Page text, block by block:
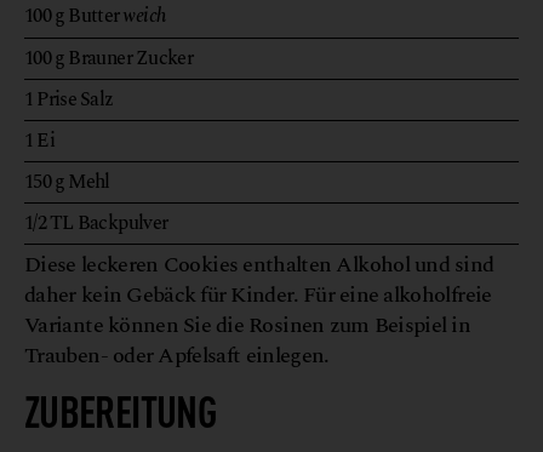
Diese leckeren Cookies enthalten Alkohol und sind
daher kein Gebäck für Kinder. Für eine alkoholfreie
Variante können Sie die Rosinen zum Beispiel in
Trauben- oder Apfelsaft einlegen.
ZUBEREITUNG
100g Butterweich
100g Brauner Zucker
1 PriseSalz
1 Ei
150gMehl
1/2TL Backpulver